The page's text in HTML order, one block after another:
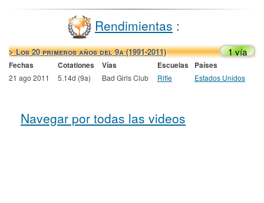
Rendimientas :
> Los 20 primeros años del 9a (1991-2011) 1 vía
Fechas Cotationes Vías Escuelas Países
21 ago 2011 5.14d (9a) Bad Girls Club Rifle Estados Unidos
Navegar por todas las videos